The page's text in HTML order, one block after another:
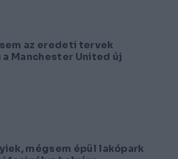
az eredeti tervek
Manchester United új
mégsem épül lakópark